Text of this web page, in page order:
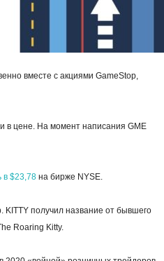
вместе с акциями GameStop,
в цене. На момент написания GME
в $23,78на бирже NYSE.
получил название от бывшего
Roaring Kitty.